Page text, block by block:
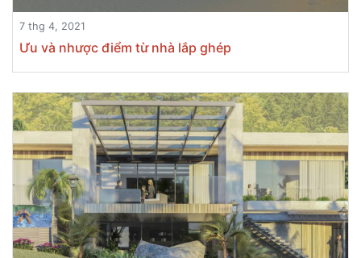
7 thg 4, 2021
Ưu và nhược điểm từ nhà lắp ghép